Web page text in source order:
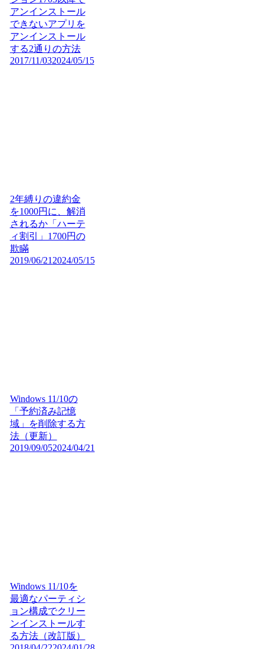
アンインストール
できないアプリを
アンインストール
する2通りの方法
2017/11/032024/05/15
2年縛りの違約金
を1000円に、解消
されるか「ハーテ
ィ割引」1700円の
欺瞞
2019/06/21 2024/05/15
Windows 11/10の
「予約済み記憶
域」を削除する方
法（更新）
2019/09/052024/04/21
Windows 11/10を
最適なパーティシ
ョン構成でクリー
ンインストールす
る方法（改訂版）